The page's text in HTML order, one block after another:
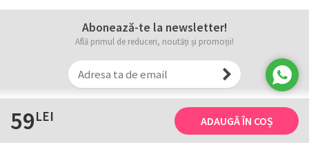
59LEI ADAUGĂ ÎN COȘ
Abonează-te la newsletter!
Află primul de reduceri, noutăți și promoții!
Tricourile noastre